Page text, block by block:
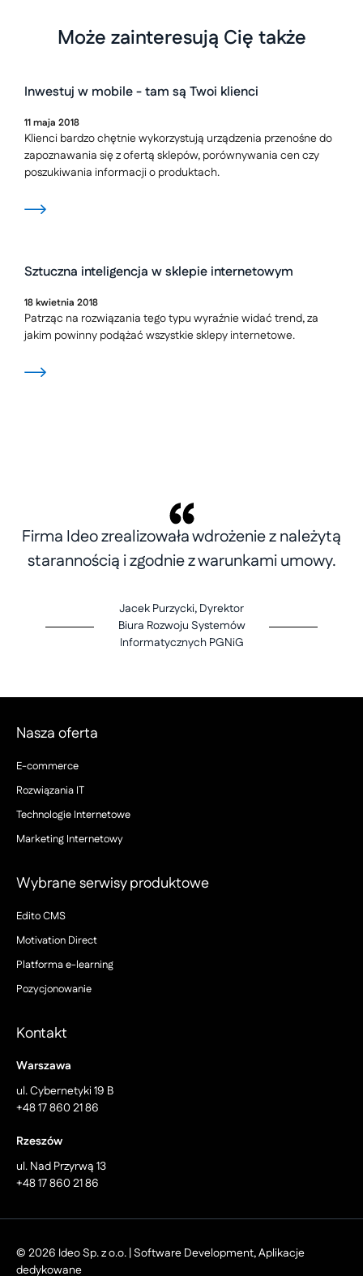
Może zainteresują Cię także
Inwestuj w mobile - tam są Twoi klienci
11maja 2018
Klienci bardzo chętnie wykorzystują urządzenia przenośne do
zapoznawania się z ofertą sklepów, porównywania cen czy
poszukiwania informacji o produktach.
Sztuczna inteligencja w sklepie internetowym
18kwietnia 2018
Patrząc na rozwiązania tego typu wyraźnie widać trend, za
jakim powinny podążać wszystkie sklepy internetowe.
Firma Ideo zrealizowała wdrożenie z należytą
starannością i zgodnie z warunkami umowy.
Jacek Purzycki, Dyrektor
Biura Rozwoju Systemów
Informatycznych PGNiG
Nasza oferta
E-commerce
Rozwiązania IT
Technologie Internetowe
Marketing Internetowy
Wybrane serwisy produktowe
Edito CMS
Motivation Direct
Platforma e-learning
Pozycjonowanie
Kontakt
Warszawa
ul. Cybernetyki 19 B
+48 17 860 21 86
Rzeszów
ul. Nad Przyrwą 13
+48 17 860 21 86
© 2026 Ideo Sp. z o.o. | Software Development, Aplikacje
dedykowane